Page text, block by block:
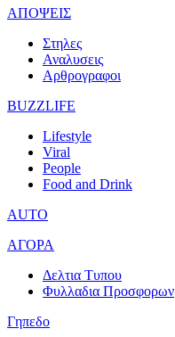
ΑΠΟΨΕΙΣ
Στηλες
Αναλυσεις
Αρθρογραφοι
BUZZLIFE
Lifestyle
Viral
People
Food and Drink
AUTO
ΑΓΟΡΑ
Δελτια Τυπου
Φυλλαδια Προσφορων
Γηπεδο